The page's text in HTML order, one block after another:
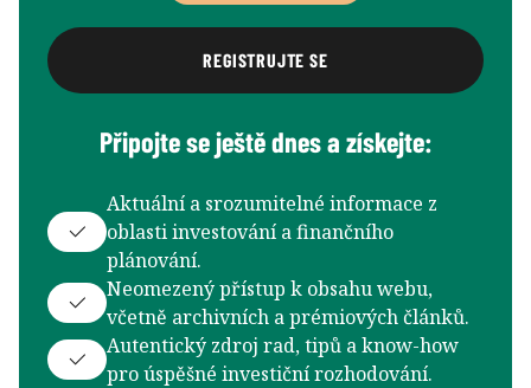
REGISTRUJTE SE
Připojte se ještě dnes a získejte:
Aktuální a srozumitelné informace z
oblasti investování a finančního
plánování.
Neomezený přístup k obsahu webu,
včetně archivních a prémiových článků.
Autentický zdroj rad, tipů a know-how
pro úspěšné investiční rozhodování.